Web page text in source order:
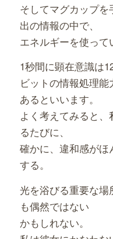
そしてマグカップ
出の情報の中で、
エネルギーを使って
1秒間に顕在意識は
ビットの情報処理能
あるといいます。
よく考えてみると
るたびに、
確かに、違和感が
する。
光を浴びる重要な
も偶然ではない
かもしれない。